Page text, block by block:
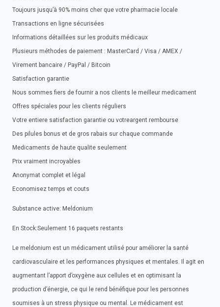
Toujours jusqu’à 90% moins cher que votre pharmacie locale
Transactions en ligne sécurisées
Informations détaillées sur les produits médicaux
Plusieurs méthodes de paiement : MasterCard / Visa / AMEX /
Virement bancaire / PayPal / Bitcoin
Satisfaction garantie
Nous sommes fiers de fournir a nos clients le meilleur medicament
Offres spéciales pour les clients réguliers
Votre entiere satisfaction garantie ou votreargent rembourse
Des pilules bonus et de gros rabais sur chaque commande
Medicaments de haute qualite seulement
Prix vraiment incroyables
Anonymat complet et légal
Economisez temps et couts
Substance active: Meldonium
En Stock:Seulement 16 paquets restants
Le meldonium est un médicament utilisé pour améliorer la santé
cardiovasculaire et les performances physiques et mentales. Il agit en
augmentant l’apport d’oxygène aux cellules et en optimisant la
production d’énergie, ce qui le rend bénéfique pour les personnes
soumises à un stress physique ou mental. Le médicament est